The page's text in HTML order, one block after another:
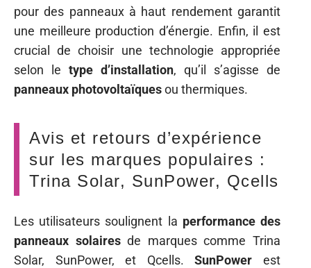
pour des panneaux à haut rendement garantit
une meilleure production d’énergie. Enfin, il est
crucial de choisir une technologie appropriée
selon le type d’installation, qu’il s’agisse de
panneaux photovoltaïquesou thermiques.
Avis et retours d’expérience
sur les marques populaires :
Trina Solar, SunPower, Qcells
Les utilisateurs soulignent la performance des
panneaux solairesde marques comme Trina
Solar, SunPower, et Qcells.SunPower est